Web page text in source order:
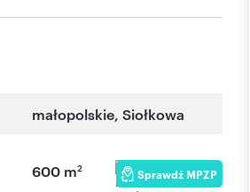
małopolskie, Siołkowa
600 m2 Sprawdź MPZP